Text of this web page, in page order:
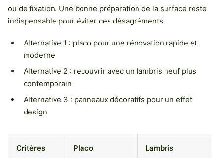
ou de fixation. Une bonne préparation de la surface reste
indispensable pour éviter ces désagréments.
Alternative 1 : placo pour une rénovation rapide et
moderne
Alternative 2 : recouvrir avec un lambris neuf plus
contemporain
Alternative 3 : panneaux décoratifs pour un effet
design
Critères Placo Lambris